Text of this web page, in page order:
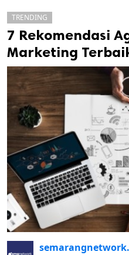
cipta.
TRENDING
7 Rekomendasi
Marketing